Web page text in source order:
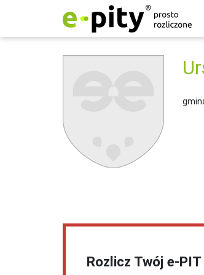
Rozlicz Twój e-